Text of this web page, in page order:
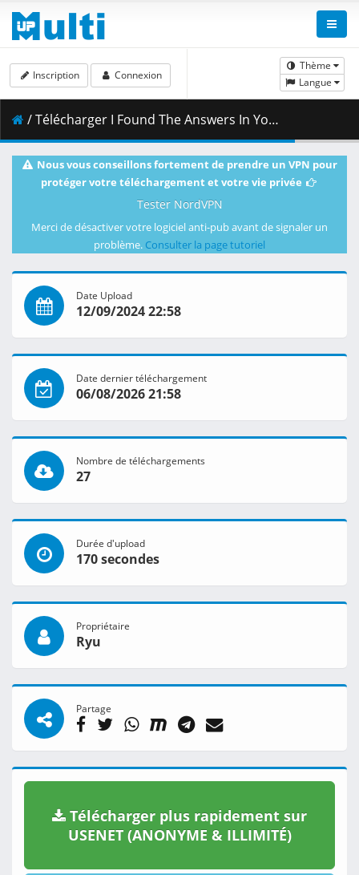
Thème
Langue
Inscription Connexion
/ Télécharger I Found The Answers In You - Loving Caliber feat. Mia Niles.mp4 ( 38.43 MB )
Nous vous conseillons fortement de prendre un VPN pour
protéger votre téléchargement et votre vie privée
Tester NordVPN
Merci de désactiver votre logiciel anti-pub avant de signaler un
problème. Consulter la page tutoriel
Date Upload
12/09/2024 22:58
Date dernier téléchargement
06/08/2026 21:58
Nombre de téléchargements
27
Durée d'upload
170 secondes
Propriétaire
Ryu
Partage
Télécharger plus rapidement sur
USENET (ANONYME & ILLIMITÉ)